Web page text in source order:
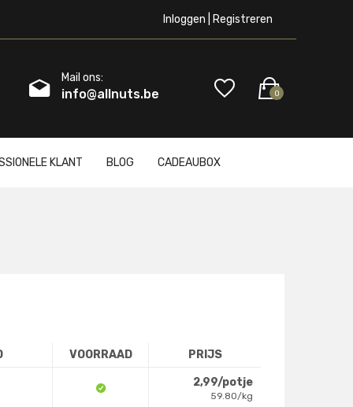
Inloggen | Registreren
Mail ons:
info@allnuts.be 0
KLANT BLOG CADEAUBOX
VOORRAAD PRIJS
2,99/potje
59.80/kg